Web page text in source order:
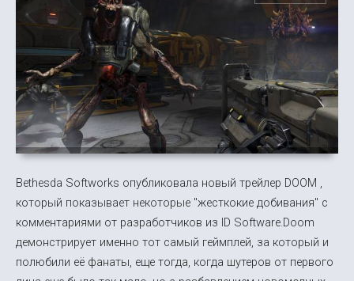
Bethesda Softworks опубликовала новый трейлер DOOM ,
который показывает некоторые "жесткокие добивания" с
комментариями от разработчиков из ID Software.Doom
демонстрирует именно тот самый геймплей, за который и
полюбили её фанаты, еще тогда, когда шутеров от первого